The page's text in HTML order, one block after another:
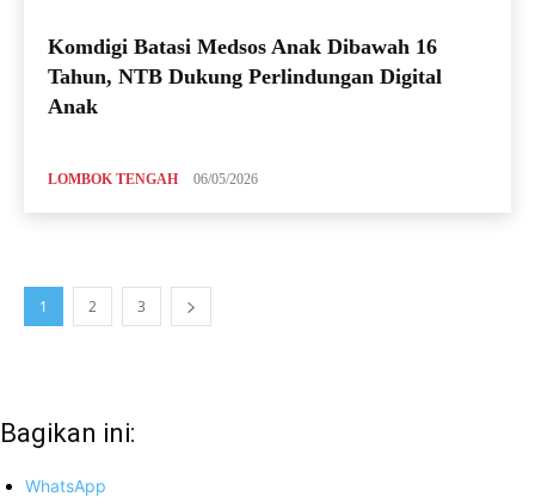
Komdigi Batasi Medsos Anak Dibawah 16
Tahun, NTB Dukung Perlindungan Digital
Anak
LOMBOK TENGAH 06/05/2026
1 2 3
Bagikan ini:
WhatsApp